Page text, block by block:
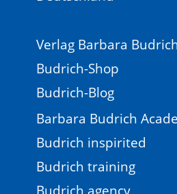
Verlag Barbara
Budrich-Shop
Budrich-Blog
Barbara Budrich
Budrich inspirited
Budrich training
Budrich agency